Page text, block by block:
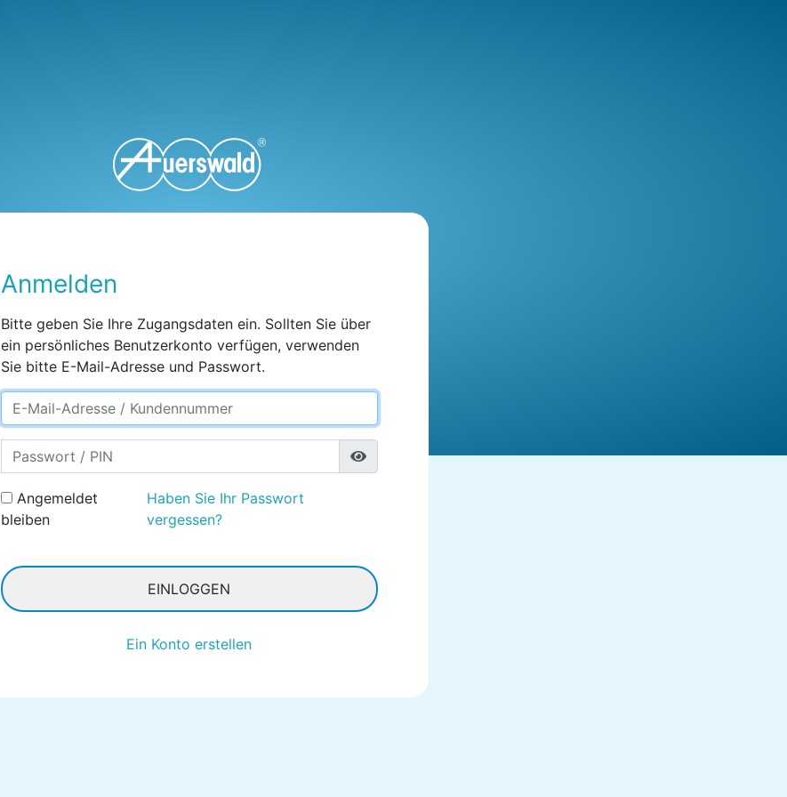
Anmelden
Bitte geben Sie Ihre Zugangsdaten ein. Sollten Sie über
ein persönliches Benutzerkonto verfügen, verwenden
Sie bitte E-Mail-Adresse und Passwort.
EmailOrUsername
Password
Angemeldet
bleiben
Haben Sie Ihr Passwort
vergessen?
EINLOGGEN
Ein Konto erstellen